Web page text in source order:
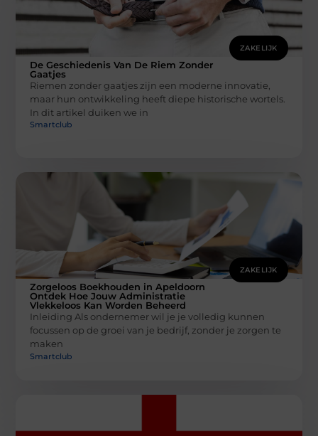
ZAKELIJK
De Geschiedenis Van De Riem Zonder
Gaatjes
Riemen zonder gaatjes zijn een moderne innovatie,
maar hun ontwikkeling heeft diepe historische wortels.
In dit artikel duiken we in
Smartclub
ZAKELIJK
Zorgeloos Boekhouden in Apeldoorn
Ontdek Hoe Jouw Administratie
Vlekkeloos Kan Worden Beheerd
Inleiding Als ondernemer wil je je volledig kunnen
focussen op de groei van je bedrijf, zonder je zorgen te
maken
Smartclub